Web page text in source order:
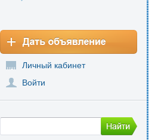
Личный кабинет
Войти